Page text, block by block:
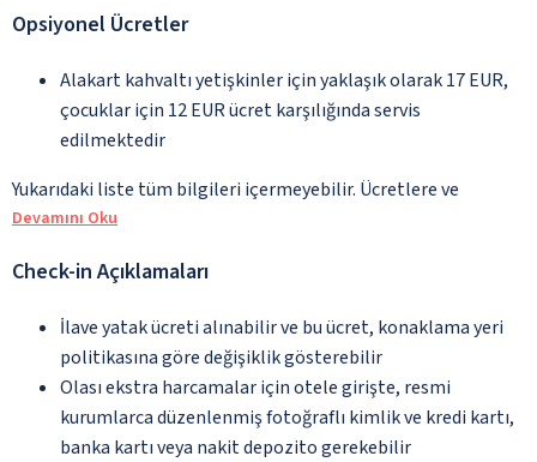
Opsiyonel Ücretler
Alakart kahvaltı yetişkinler için yaklaşık olarak 17 EUR,
çocuklar için 12 EUR ücret karşılığında servis
edilmektedir
Yukarıdaki liste tüm bilgileri içermeyebilir. Ücretlere ve
Devamını Oku
Check-in Açıklamaları
İlave yatak ücreti alınabilir ve bu ücret, konaklama yeri
politikasına göre değişiklik gösterebilir
Olası ekstra harcamalar için otele girişte, resmi
kurumlarca düzenlenmiş fotoğraflı kimlik ve kredi kartı,
banka kartı veya nakit depozito gerekebilir